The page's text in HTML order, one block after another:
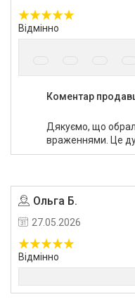
Відмінно
Коментар
Дякуємо, що
враженнями. Це
Ольга Б.
27.05.2026
Відмінно